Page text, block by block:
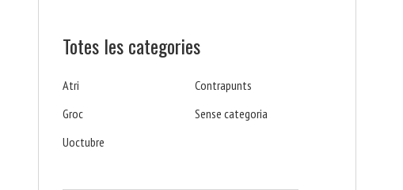
Totes les categories
Atri
Contrapunts
Groc
Sense categoria
Uoctubre